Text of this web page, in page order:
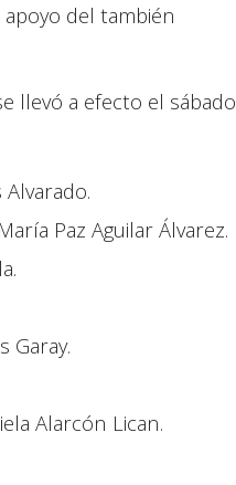
del también
llevó a efecto el sábado
Paz Aguilar Álvarez.
Garay.
Alarcón Lican.